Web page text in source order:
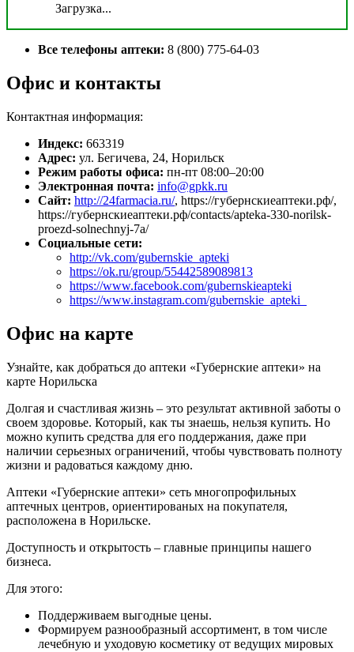
Загрузка...
Все телефоны аптеки: 8 (800) 775-64-03
Офис и контакты
Контактная информация:
Индекс: 663319
Адрес: ул. Бегичева, 24, Норильск
Режим работы офиса: пн-пт 08:00–20:00
Электронная почта: info@gpkk.ru
Сайт: http://24farmacia.ru/, https://губернскиеаптеки.рф/,
https://губернскиеаптеки.рф/contacts/apteka-330-norilsk-
proezd-solnechnyj-7a/
Социальные сети:
http://vk.com/gubernskie_apteki
https://ok.ru/group/55442589089813
https://www.facebook.com/gubernskieapteki
https://www.instagram.com/gubernskie_apteki_
Офис на карте
Узнайте, как добраться до аптеки «Губернские аптеки» на
карте Норильска
Долгая и счастливая жизнь – это результат активной заботы о
своем здоровье. Который, как ты знаешь, нельзя купить. Но
можно купить средства для его поддержания, даже при
наличии серьезных ограничений, чтобы чувствовать полноту
жизни и радоваться каждому дню.
Аптеки «Губернские аптеки» сеть многопрофильных
аптечных центров, ориентированых на покупателя,
расположена в Норильске.
Доступность и открытость – главные принципы нашего
бизнеса.
Для этого:
Поддерживаем выгодные цены.
Формируем разнообразный ассортимент, в том числе
лечебную и уходовую косметику от ведущих мировых